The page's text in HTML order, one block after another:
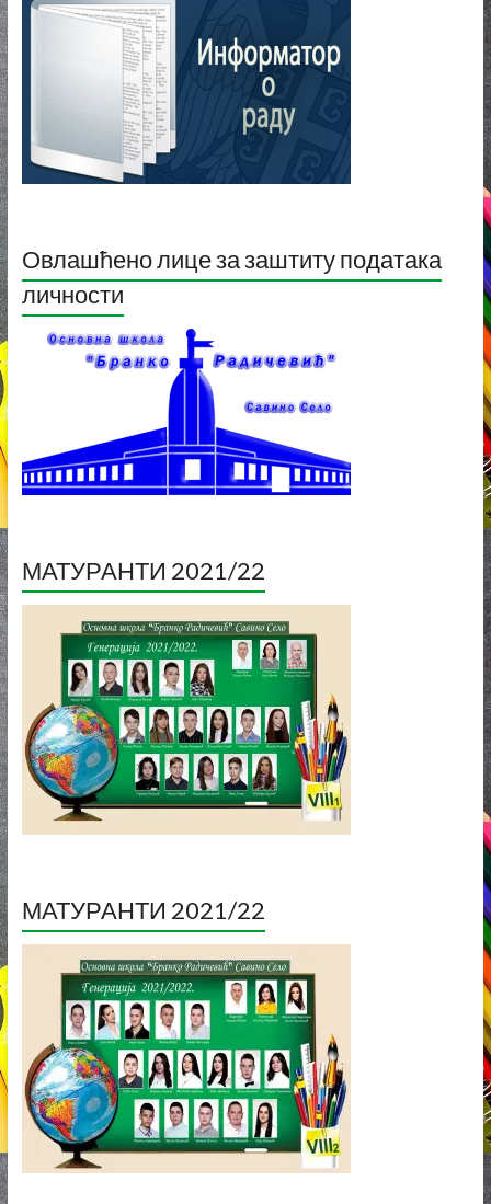
Овлашћено лице за заштиту података
личности
МАТУРАНТИ 2021/22
МАТУРАНТИ 2021/22